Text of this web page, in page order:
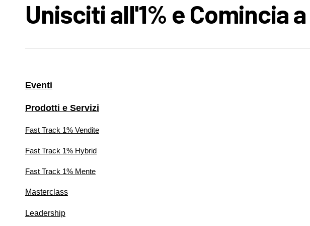
Unisciti all'1% e Comincia
Eventi
Prodotti e Servizi
Fast Track 1% Vendite
Fast Track 1% Hybrid
Fast Track 1% Mente
Masterclass
Leadership